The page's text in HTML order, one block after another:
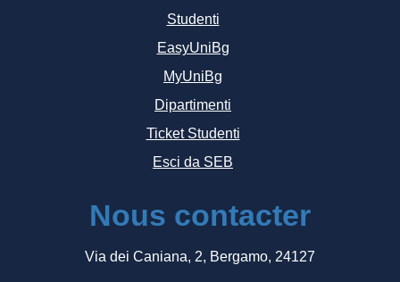
Studenti
EasyUniBg
MyUniBg
Dipartimenti
Ticket Studenti
Esci da SEB
Nous contacter
Via dei Caniana, 2, Bergamo, 24127